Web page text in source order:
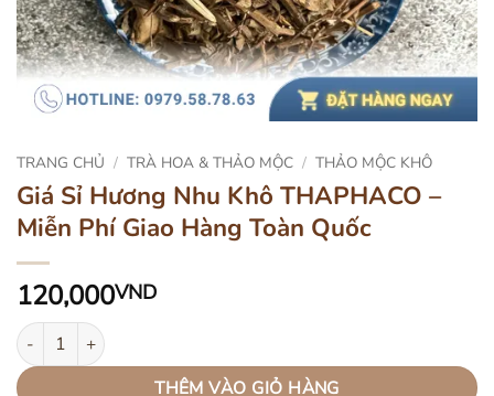
TRANG CHỦ / TRÀ HOA & THẢO MỘC / THẢO MỘC KHÔ
Giá Sỉ Hương Nhu Khô THAPHACO –
Miễn Phí Giao Hàng Toàn Quốc
120,000VND
Giá Sỉ Hương Nhu Khô THAPHACO - Miễn Phí Giao Hàng Toàn
THÊM VÀO GIỎ HÀNG